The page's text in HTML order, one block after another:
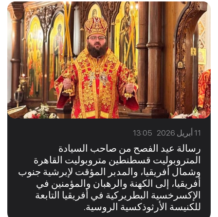
11 أبريل 2026 13:05
رسالة عيد الفصح من صاحب السيادة
المتروبوليت قسطنطين متروبوليت القاهرة
وشمال أفريقيا، والمدبر المؤقت لإبرشية جنوب
أفريقيا، إلى الكهنة والرهبان والمؤمنين في
الإكسرخسية البطريركية في أفريقيا التابعة
للكنيسة الأرثوذكسية الروسية.